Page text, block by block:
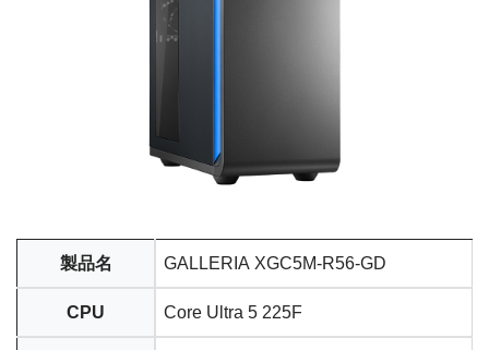
製品名 GALLERIA XGC5M-R56-GD
CPU Core Ultra 5 225F